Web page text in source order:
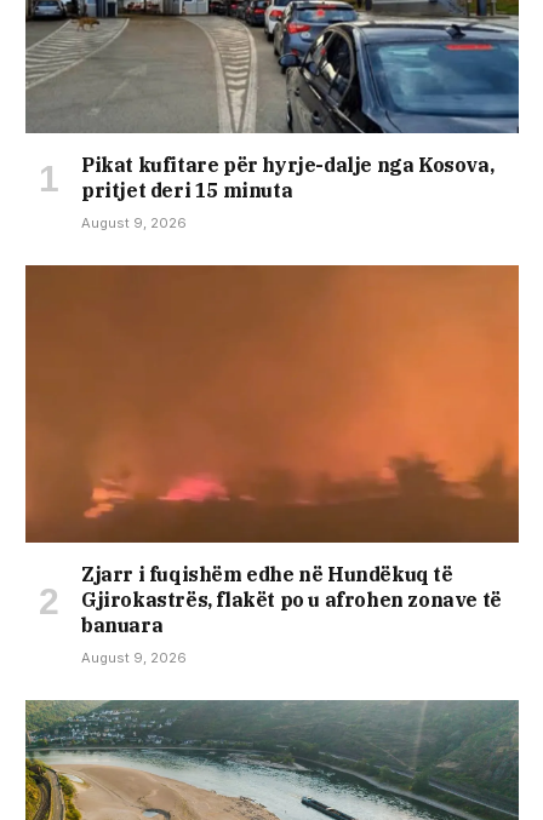
​Pikat kufitare për hyrje-dalje nga Kosova,
pritjet deri 15 minuta
August 9, 2026
Zjarr i fuqishëm edhe në Hundëkuq të
Gjirokastrës, flakët po u afrohen zonave të
banuara
August 9, 2026